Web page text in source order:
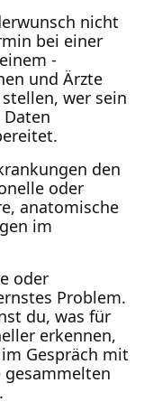
nicht
bei einer
-
und Ärzte
wer sein
den
oder
anatomische
im
oder
Problem.
du, was für
erkennen,
Gespräch mit